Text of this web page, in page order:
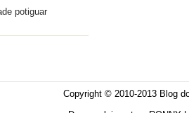
potiguar
Copyright © 2010-2013 Blog